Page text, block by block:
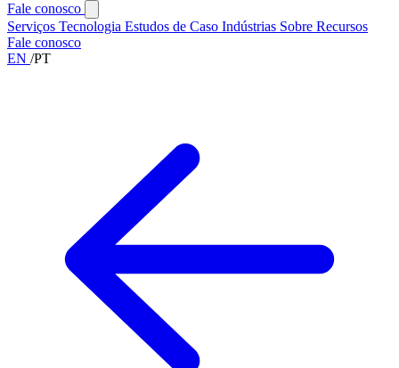
Fale conosco
Serviços Tecnologia Estudos de Caso Indústrias Sobre Recursos
Fale conosco
EN /PT